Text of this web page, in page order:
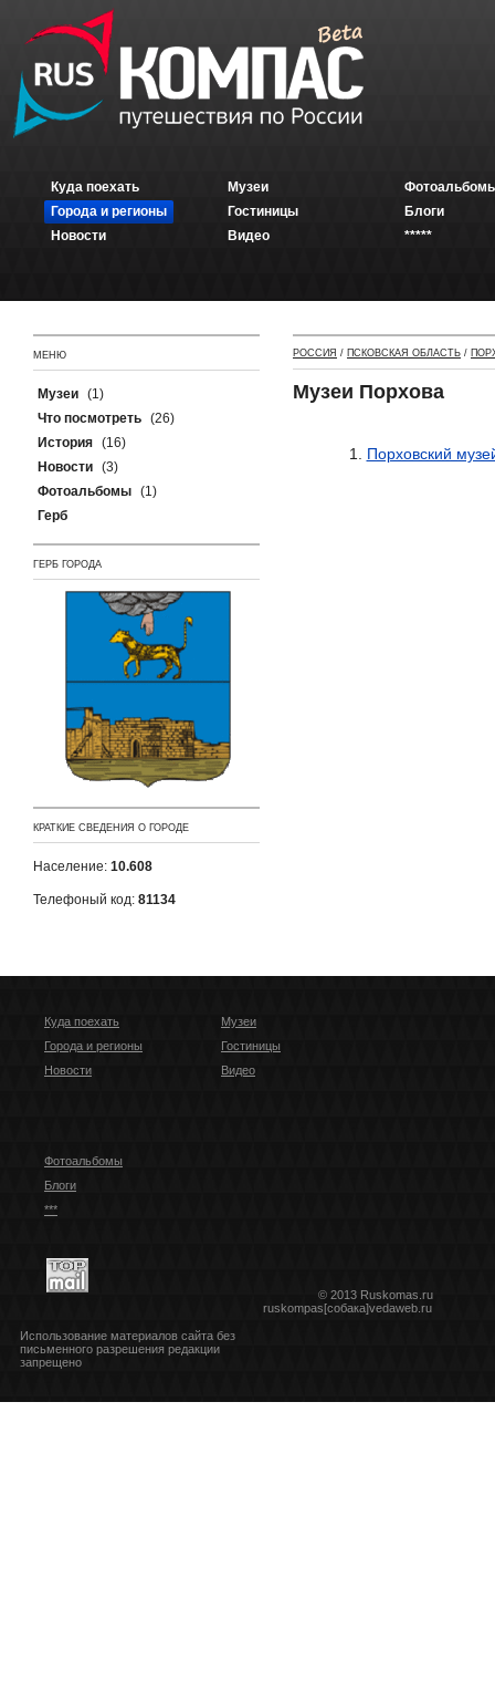
Куда поехать
Города и регионы
Новости
Музеи
Гостиницы
Видео
Блоги
*****
МЕНЮ
Музеи (1)
Что посмотреть (26)
История (16)
Новости (3)
Фотоальбомы (1)
Герб
ГЕРБ ГОРОДА
КРАТКИЕ СВЕДЕНИЯ О ГОРОДЕ
Население: 10.608
Телефоный код: 81134
РОССИЯ / ПСКОВСКАЯ ОБЛАСТЬ /
Музеи Порхова
Порховский
Куда поехать
Города и регионы
Новости
Музеи
Гостиницы
Видео
Фотоальбомы
Блоги
***
© 2013 Ruskomas.ru
ruskompas[собака]vedaweb.ru
Использование материалов сайта без
письменного разрешения редакции
запрещено